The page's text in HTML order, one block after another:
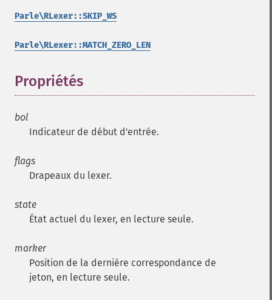
Parle\RLexer::SKIP_WS
Parle\RLexer::MATCH_ZERO_LEN
Propriétés
bol
Indicateur de début d'entrée.
flags
Drapeaux du lexer.
state
État actuel du lexer, en lecture seule.
marker
Position de la dernière correspondance de
jeton, en lecture seule.